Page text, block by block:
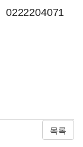
0222204071
목록